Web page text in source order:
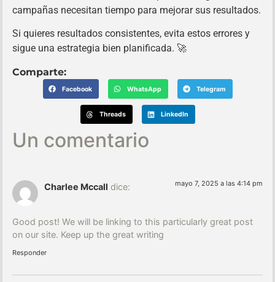
campañas necesitan tiempo para mejorar sus resultados.
Si quieres resultados consistentes, evita estos errores y
sigue una estrategia bien planificada. 🚀
Comparte:
Facebook WhatsApp Telegram
Threads LinkedIn
Un comentario
Charlee Mccall dice: mayo 7, 2025 a las 4:14 pm
Good post! We will be linking to this particularly great post
on our site. Keep up the great writing
Responder